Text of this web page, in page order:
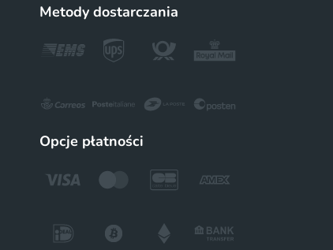
Metody dostarczania
Opcje płatności